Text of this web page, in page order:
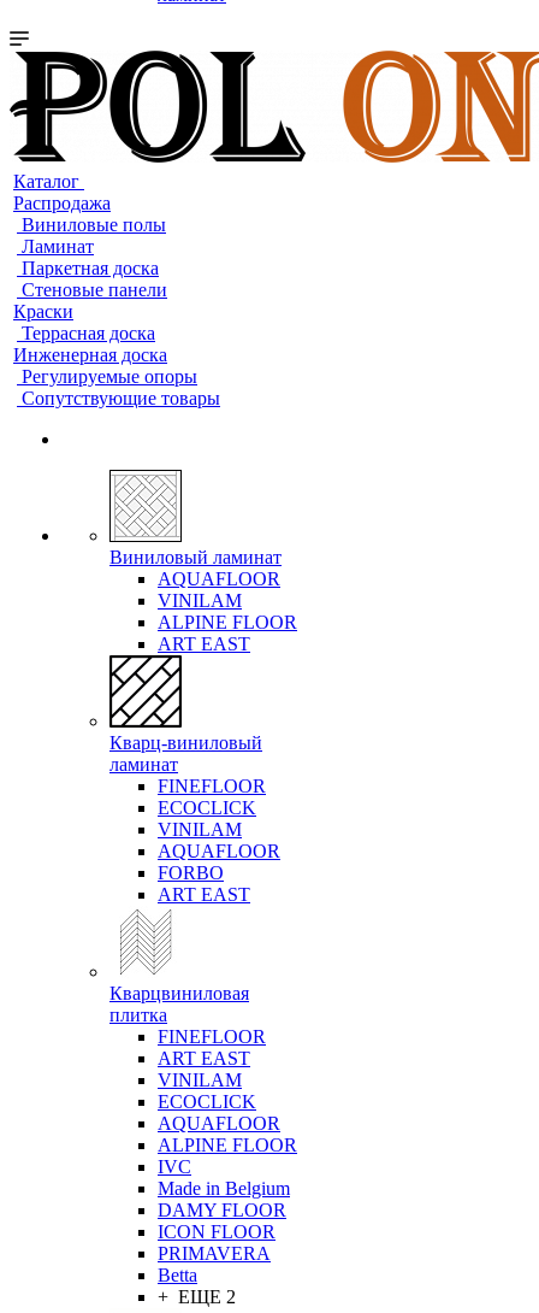
Каталог
Распродажа
Виниловые полы
Ламинат
Паркетная доска
Стеновые панели
Краски
Террасная доска
Инженерная доска
Регулируемые опоры
Сопутствующие товары
Виниловый ламинат
AQUAFLOOR
VINILAM
ALPINE FLOOR
ART EAST
Кварц-виниловый
ламинат
FINEFLOOR
ECOCLICK
VINILAM
AQUAFLOOR
FORBO
ART EAST
Кварцвиниловая
плитка
FINEFLOOR
ART EAST
VINILAM
ECOCLICK
AQUAFLOOR
ALPINE FLOOR
IVC
Made in Belgium
DAMY FLOOR
ICON FLOOR
PRIMAVERA
Betta
+ ЕЩЕ 2